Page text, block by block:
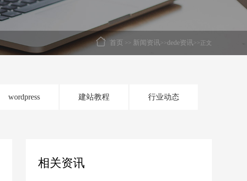
首页 >> 新闻资讯>>dede资讯>>正文
wordpress 建站教程 行业动态
相关资讯